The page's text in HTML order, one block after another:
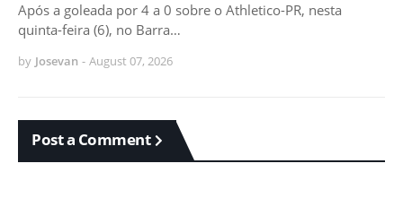
Após a goleada por 4 a 0 sobre o Athletico-PR, nesta
quinta-feira (6), no Barra…
by Josevan - August 07, 2026
Post a Comment